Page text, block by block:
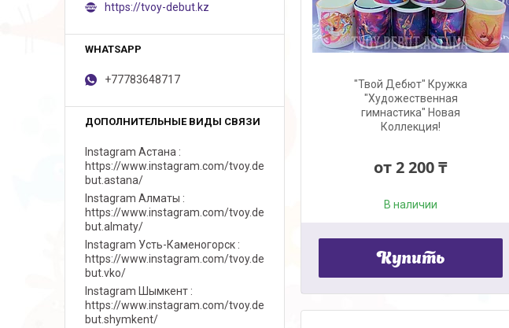
"Твой Дебют" Кружка
"Художественная
гимнастика" Новая
Коллекция!
от 2 200 ₸
В наличии
Купить
https://tvoy-debut.kz
+77783648717
Instagram Астана
https://www.instagram.com/tvoy.de
but.astana/
Instagram Алматы
https://www.instagram.com/tvoy.de
but.almaty/
Instagram Усть-Каменогорск
https://www.instagram.com/tvoy.de
but.vko/
Instagram Шымкент
https://www.instagram.com/tvoy.de
but.shymkent/